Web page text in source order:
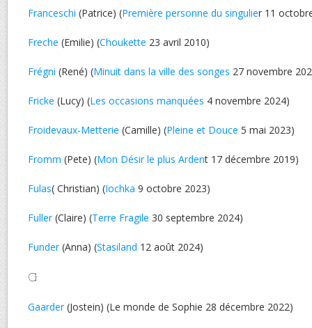
Franceschi (Patrice) (Première personne du singulier 11
Freche (Emilie) (Choukette 23 avril 2010)
Frégni (René) (Minuit dans la ville des songes 27 novembre
Fricke (Lucy) (Les occasions manquées 4 novembre 2024)
Froidevaux-Metterie (Camille) (Pleine et Douce 5 mai 2023)
Fromm (Pete) (Mon Désir le plus Ardent 17 décembre 2019)
Fulas( Christian) (Iochka 9 octobre 2023)
Fuller(Claire) (Terre Fragile 30 septembre 2024)
Funder(Anna) (Stasiland 12 août 2024)
G
Gaarder(Jostein) (Le monde de Sophie 28 décembre 2022)